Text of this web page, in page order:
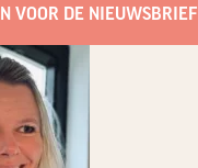
VOOR DE NIEUWSBRIEF